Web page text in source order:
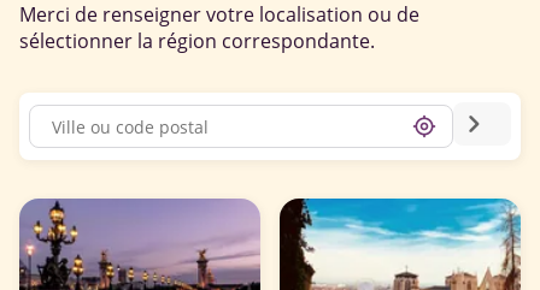
Merci de renseigner votre localisation ou de
sélectionner la région correspondante.
my_location chevron_right